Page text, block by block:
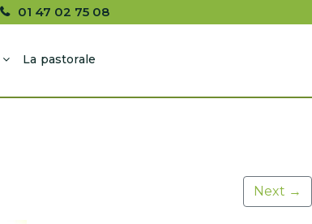
01 47 02 75 08
La pastorale
Next →